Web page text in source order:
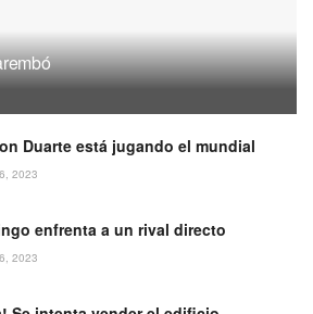
Duarte está jugando el mundial
2023
enfrenta a un rival directo
2023